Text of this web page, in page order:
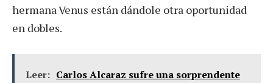
hermana Venus están dándole otra oportunidad
en dobles.
Leer: Carlos Alcaraz sufre una sorprendente